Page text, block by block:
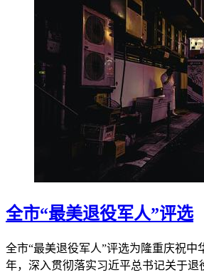
全市“最美退役军人”评选
全市“最美退役军人”评选为隆重庆祝中
年，深入贯彻落实习近平总书记关于退